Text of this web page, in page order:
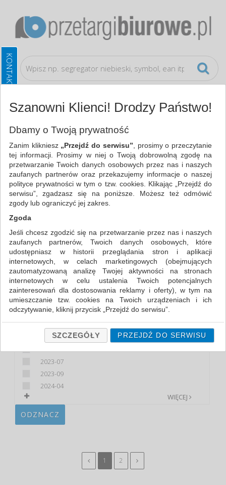
Artykuły spożywcze Napoje gazowane
WSZYSTKIE KATEGORIE
NAJCHĘTNIEJ WYBIERANE
ARTYKUŁY SPOŻYWCZE
NAPOJE GAZOWANE (20)
FILTRY
POJEMNOŚĆ (ML)
200
330
500
W OFERCIE OD
2020-09
2023-07
2023-09
2024-04
WIĘCEJ
ODZNACZ
1 2
Szanowni Klienci! Drodzy Państwo!
Dbamy o Twoją prywatność
Zanim klikniesz „Przejdź do serwisu” , prosimy o przeczytanie
tej informacji. Prosimy w niej o Twoją dobrowolną zgodę na
przetwarzanie Twoich danych osobowych przez nas i naszych
zaufanych partnerów oraz przekazujemy informacje o naszej
polityce prywatności w tym o tzw. cookies. Klikając „Przejdź do
serwisu”, zgadzasz się na poniższe. Możesz też odmówić
zgody lub ograniczyć jej zakres.
Zgoda
Jeśli chcesz zgodzić się na przetwarzanie przez nas i naszych
zaufanych partnerów, Twoich danych osobowych, które
udostępniasz w historii przeglądania stron i aplikacji
internetowych, w celach marketingowych (obejmujących
zautomatyzowaną analizę Twojej aktywności na stronach
internetowych w celu ustalenia Twoich potencjalnych
zainteresowań dla dostosowania reklamy i oferty), w tym na
umieszczanie tzw. cookies na Twoich urządzeniach i ich
odczytywanie, kliknij przycisk „Przejdź do serwisu”.
Jeśli nie chcesz wyrazić zgody lub ograniczyć jej zakres, kliknij
„Szczegóły”, gdzie znajdziesz wszelkie informacje o tym jak to
zrobić . Te same informacje znajdziesz także na podstronie z
naszą polityką prywatności obowiązującą od 25 maja 2018.
wcześniejsza zgoda której udzieliliście podczas zakładania
konta. Każda Państwa zgoda jest dobrowolna i można ją w
dowolnym momencie wycofać.
Polityka prywatności (rozwiń)
Klauzula Informacyjna (rozwiń)
SZCZEGÓŁY PRZEJDŹ DO SERWISU